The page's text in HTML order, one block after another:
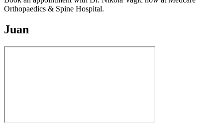
Orthopaedics & Spine Hospital.
Juan